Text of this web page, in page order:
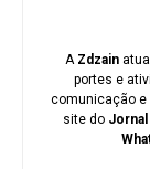
A Zdzainatua
portes e
comunicação e
site do